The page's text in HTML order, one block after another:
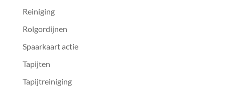
Reiniging
Rolgordijnen
Spaarkaart actie
Tapijten
Tapijtreiniging